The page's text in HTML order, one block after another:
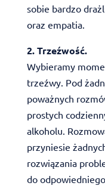
sobie bardzo
oraz empatia.
2. Trzeźwość.
Wybieramy
trzeźwy. Pod
poważnych
prostych
alkoholu.
przyniesie
rozwiązania
do